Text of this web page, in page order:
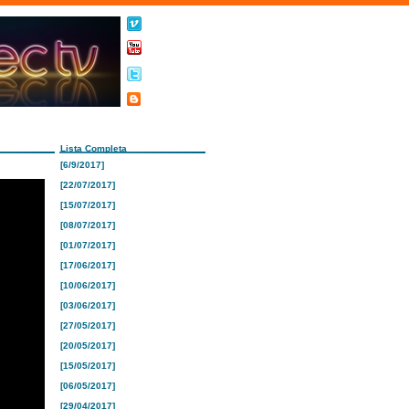
Lista Completa
[6/9/2017]
[22/07/2017]
[15/07/2017]
[08/07/2017]
[01/07/2017]
[17/06/2017]
[10/06/2017]
[03/06/2017]
[27/05/2017]
[20/05/2017]
[15/05/2017]
[06/05/2017]
[29/04/2017]